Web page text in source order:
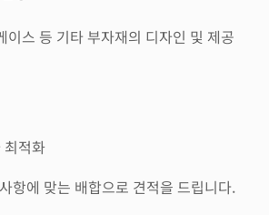
이스 등 기타 부자재의 디자인 및 제공
최적화
항에 맞는 배합으로 견적을 드립니다.